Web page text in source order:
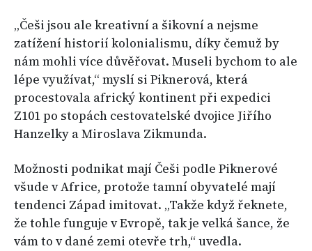
„Češi jsou ale kreativní a šikovní a nejsme
zatížení historií kolonialismu, díky čemuž by
nám mohli více důvěřovat. Museli bychom to ale
lépe využívat,“ myslí si Piknerová, která
procestovala africký kontinent při expedici
Z101 po stopách cestovatelské dvojice Jiřího
Hanzelky a Miroslava Zikmunda.
Možnosti podnikat mají Češi podle Piknerové
všude v Africe, protože tamní obyvatelé mají
tendenci Západ imitovat. „Takže když řeknete,
že tohle funguje v Evropě, tak je velká šance, že
vám to v dané zemi otevře trh,“ uvedla.